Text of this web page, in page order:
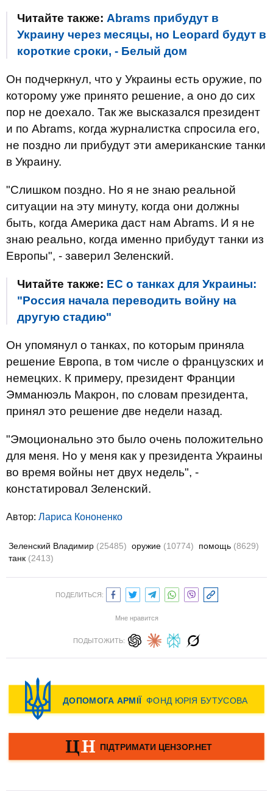
Читайте также: Abrams прибудут в
Украину через месяцы, но Leopard будут в
короткие сроки, - Белый дом
Он подчеркнул, что у Украины есть оружие, по
которому уже принято решение, а оно до сих
пор не доехало. Так же высказался президент
и по Abrams, когда журналистка спросила его,
не поздно ли прибудут эти американские танки
в Украину.
"Слишком поздно. Но я не знаю реальной
ситуации на эту минуту, когда они должны
быть, когда Америка даст нам Abrams. И я не
знаю реально, когда именно прибудут танки из
Европы", - заверил Зеленский.
Читайте также: ЕС о танках для Украины:
"Россия начала переводить войну на
другую стадию"
Он упомянул о танках, по которым приняла
решение Европа, в том числе о французских и
немецких. К примеру, президент Франции
Эмманюэль Макрон, по словам президента,
принял это решение две недели назад.
"Эмоционально это было очень положительно
для меня. Но у меня как у президента Украины
во время войны нет двух недель", -
констатировал Зеленский.
Автор: Лариса Кононенко
Зеленский Владимир (25485) оружие (10774) помощь (8629)
танк (2413)
ПОДЕЛИТЬСЯ:
Мне нравится
ПОДЫТОЖИТЬ: